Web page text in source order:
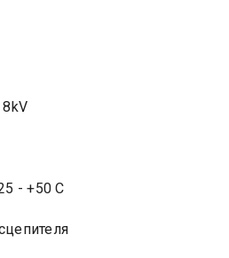
- +50 С